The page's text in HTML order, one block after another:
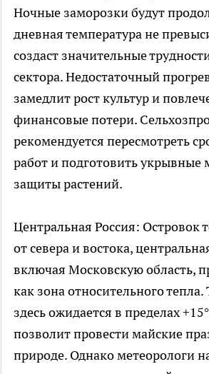
Ночные заморозки будут
дневная температура не
создаст значительные
сектора. Недостаточный
замедлит рост культур и
финансовые потери.
рекомендуется пересмотреть
работ и подготовить укрывные
защиты растений.
Центральная Россия: Островок
от севера и востока,
включая Московскую область,
как зона относительного
здесь ожидается в пределах
позволит провести майские
природе. Однако метеорологи